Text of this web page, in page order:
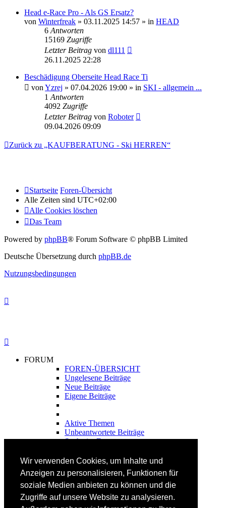
Wir verwenden Cookies, um Inhalte und
Anzeigen zu personalisieren, Funktionen für
soziale Medien anbieten zu können und die
Zugriffe auf unsere Website zu analysieren.
Head e-Race Pro - Als GS Ersatz?
von Winterfreak » 03.11.2025 14:57 » in HEAD
6 Antworten
15169 Zugriffe
Letzter Beitrag von dl111
26.11.2025 22:28
Beschädigung Oberseite Head Race Ti
von Yzrej » 07.04.2026 19:00 » in SKI - allgemein ...
1 Antworten
4092 Zugriffe
Letzter Beitrag von Roboter
09.04.2026 09:09
Zurück zu „KAUFBERATUNG - Ski HERREN“
Startseite Foren-Übersicht
Alle Zeiten sind UTC+02:00
Alle Cookies löschen
Das Team
Powered by phpBB® Forum Software © phpBB Limited
Deutsche Übersetzung durch phpBB.de
Nutzungsbedingungen
FORUM
FOREN-ÜBERSICHT
Ungelesene Beiträge
Neue Beiträge
Eigene Beiträge
Aktive Themen
Unbeantwortete Beiträge
Suche im Forum
FAHRTECHNIK
Fortgeschrittene
Lehrplan
Videoanalyse